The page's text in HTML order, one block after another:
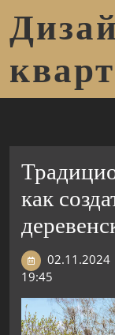
как
02.11.2024
19:45